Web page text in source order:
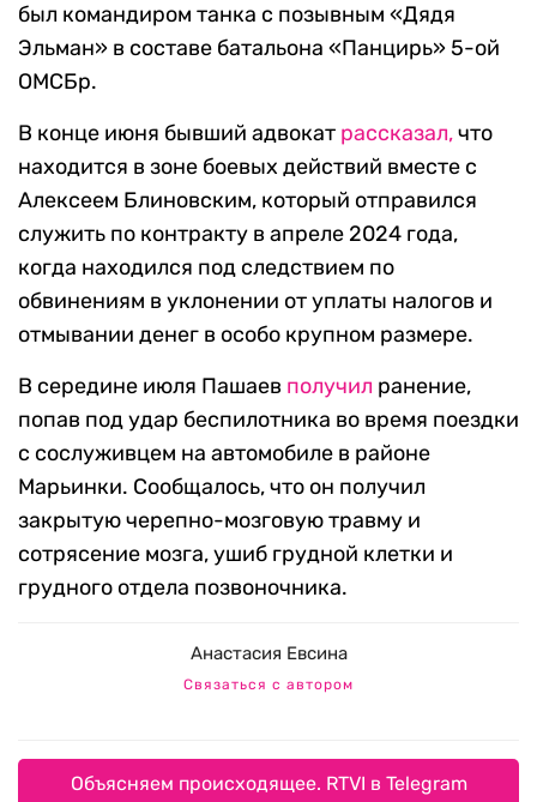
был командиром танка с позывным «Дядя
Эльман» в составе батальона «Панцирь» 5-ой
ОМСБр.
В конце июня бывший адвокат рассказал,что
находится в зоне боевых действий вместе с
Алексеем Блиновским, который отправился
служить по контракту в апреле 2024 года,
когда находился под следствием по
обвинениям в уклонении от уплаты налогов и
отмывании денег в особо крупном размере.
В середине июля Пашаев получил ранение,
попав под удар беспилотника во время поездки
с сослуживцем на автомобиле в районе
Марьинки. Сообщалось, что он получил
закрытую черепно-мозговую травму и
сотрясение мозга, ушиб грудной клетки и
грудного отдела позвоночника.
Анастасия Евсина
Связаться с автором
Объясняем происходящее. RTVI в Telegram